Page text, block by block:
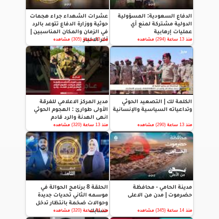
الدفاع السعودية: المسؤولية
الدولية مشتركة لمنع أي
عمليات إرهابية
منذ 13 ساعة (294) مشاهده
عشرات الشهداء جراء هجمات
حوثية ووزارة الدفاع تتوعد بالرد
في الزمان والمكان المناسبين |
آخر الاخبار
منذ 13 ساعة (305) مشاهده
الكلمة لك | التصعيد الحوثي
وتداعياته السياسية والإنسانية
منذ 13 ساعة (290) مشاهده
مدير المركز الاعلامي للفرقة
الأولى طوارئ : الهجوم الحوثي
انهى الهدنة والرد قادم
منذ 13 ساعة (320) مشاهده
مدينة الحامي - محافظة
حضرموت | مدن من الاعلى
منذ 14 ساعة (345) مشاهده
الحلقة 8 برنامج الحوالة في
موسمه الثاني تحديات جديدة
وحوالات ضخمة بانتظار تدخل
حسابك
منذ 14 ساعة (320) مشاهده